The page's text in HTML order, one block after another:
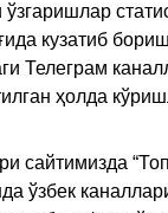
кузатиб
Телеграм
ҳолда
сайтимизда
ўзбек